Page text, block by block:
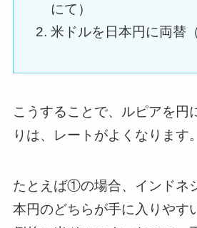
にて）
米ドルを日本円に両替
こうすることで、ルピアを円
りは、レートがよくなります。
たとえば①の場合、インドネ
本円のどちらが手に入りやす